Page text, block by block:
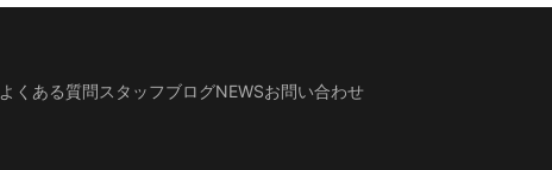
よくある質問スタッフブログNEWSお問い合わせ